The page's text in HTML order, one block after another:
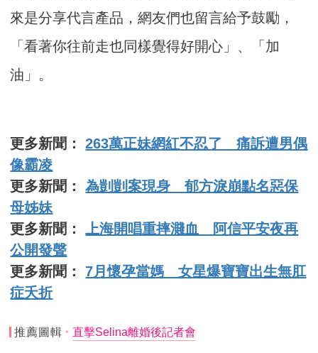
來是分享代言產品，網友們也留言給予鼓勵，
「看著你往前走也同樣覺得好開心」、「加
油」。
更多新聞：263萬正妹網紅不忍了 痛訴遭男偶
像霸凌
更多新聞：為剴剴案現身 郁方淚崩點名惡保
母姊妹
更多新聞：上海開唱重摔濺血 阿信平安夜再
公開發聲
更多新聞：7月懷孕當媽 女星爆寶寶出生無肛
症夭折
推薦圖輯 直擊Selina離婚後記者會